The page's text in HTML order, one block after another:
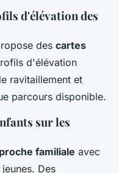
d'élévation des
des cartes
d'élévation
ravitaillement et
parcours disponible.
sur les
familiale avec
Des